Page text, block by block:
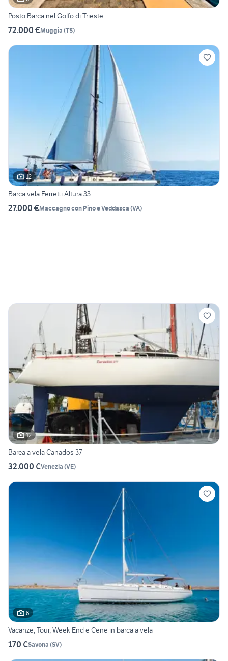
Posto Barca nel Golfo di Trieste
72.000 €Muggia (TS)
12
Barca vela Ferretti Altura 33
27.000 €Maccagno con Pino e Veddasca (VA)
12
Barca a vela Canados 37
32.000 €Venezia (VE)
6
Vacanze, Tour, Week End e Cene in barca a vela
170 €Savona (SV)